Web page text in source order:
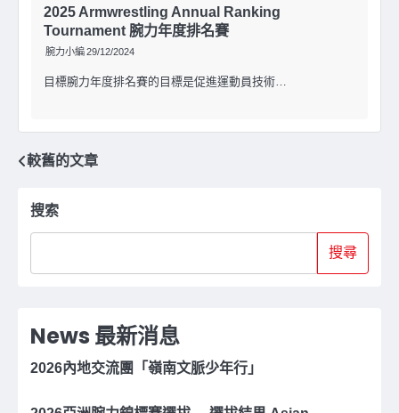
2025 Armwrestling Annual Ranking
Tournament 腕力年度排名賽
腕力小編29/12/2024
目標腕力年度排名賽的目標是促進運動員技術…
文
章
導
較舊的文章
搜索
搜尋
News 最新消息
2026內地交流團「嶺南文脈少年行」